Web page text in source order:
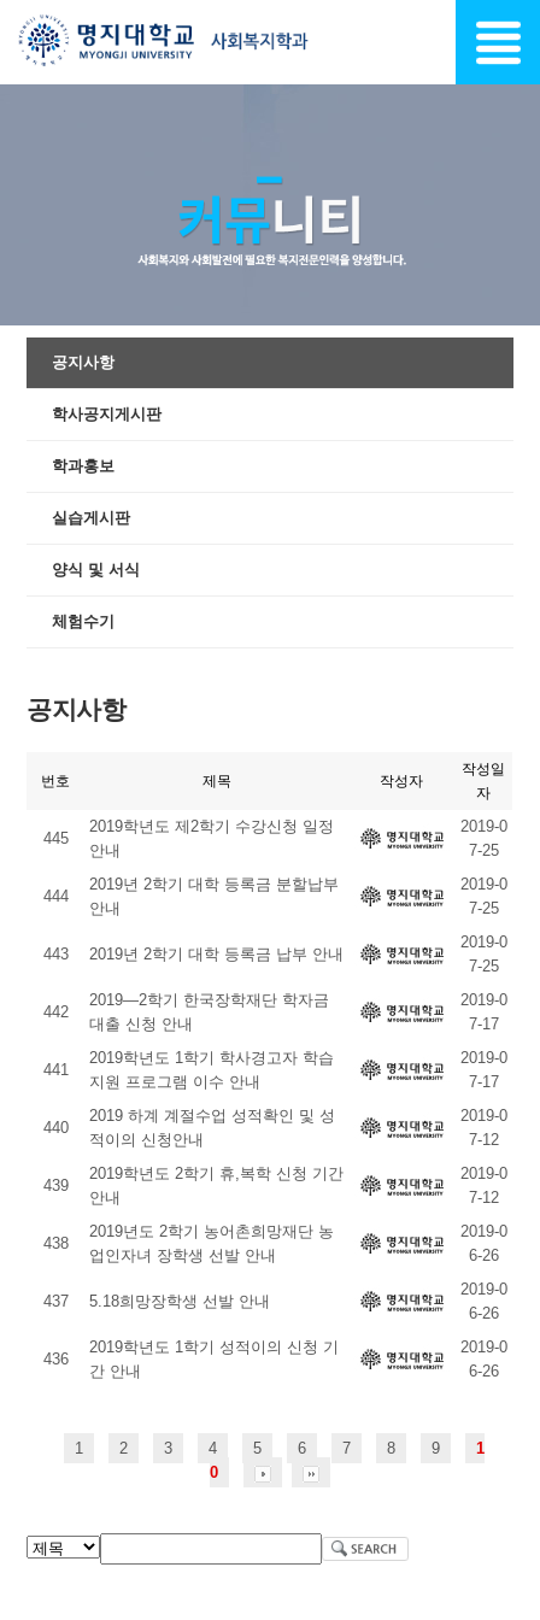
공지사항
학사공지게시판
학과홍보
실습게시판
양식 및 서식
체험수기
공지사항
번호 제목 작성자
작성일
자
445
2019학년도 제2학기 수강신청 일정
안내
2019-0
7-25
444
2019년 2학기 대학 등록금 분할납부
안내
2019-0
7-25
443 2019년 2학기 대학 등록금 납부 안내
2019-0
7-25
442
2019―2학기 한국장학재단 학자금
대출 신청 안내
2019-0
7-17
441
2019학년도 1학기 학사경고자 학습
지원 프로그램 이수 안내
2019-0
7-17
440
2019 하계 계절수업 성적확인 및 성
적이의 신청안내
2019-0
7-12
439
2019학년도 2학기 휴,복학 신청 기간
안내
2019-0
7-12
438
2019년도 2학기 농어촌희망재단 농
업인자녀 장학생 선발 안내
2019-0
6-26
437 5.18희망장학생 선발 안내
2019-0
6-26
436
2019학년도 1학기 성적이의 신청 기
간 안내
2019-0
6-26
1 2 3 4 5 6 7 8 9
1
0